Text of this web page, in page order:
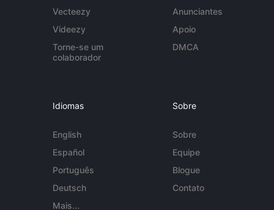
Vecteezy
Videezy
Torne-se um
colaborador
Anunciantes
Apoio
DMCA
Idiomas
English
Español
Português
Deutsch
Mais...
Sobre
Sobre
Equipe
Blogue
Contato